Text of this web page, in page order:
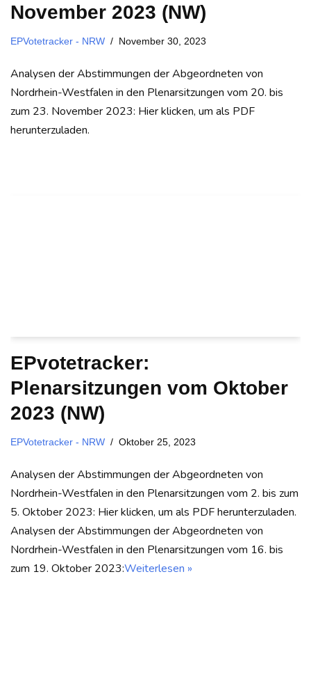
November 2023 (NW)
EPVotetracker - NRW November 30, 2023
Analysen der Abstimmungen der Abgeordneten von
Nordrhein-Westfalen in den Plenarsitzungen vom 20. bis
zum 23. November 2023: Hier klicken, um als PDF
herunterzuladen.
EPvotetracker:
Plenarsitzungen vom Oktober
2023 (NW)
EPVotetracker - NRW Oktober 25, 2023
Analysen der Abstimmungen der Abgeordneten von
Nordrhein-Westfalen in den Plenarsitzungen vom 2. bis zum
5. Oktober 2023: Hier klicken, um als PDF herunterzuladen.
Analysen der Abstimmungen der Abgeordneten von
Nordrhein-Westfalen in den Plenarsitzungen vom 16. bis
zum 19. Oktober 2023:Weiterlesen »